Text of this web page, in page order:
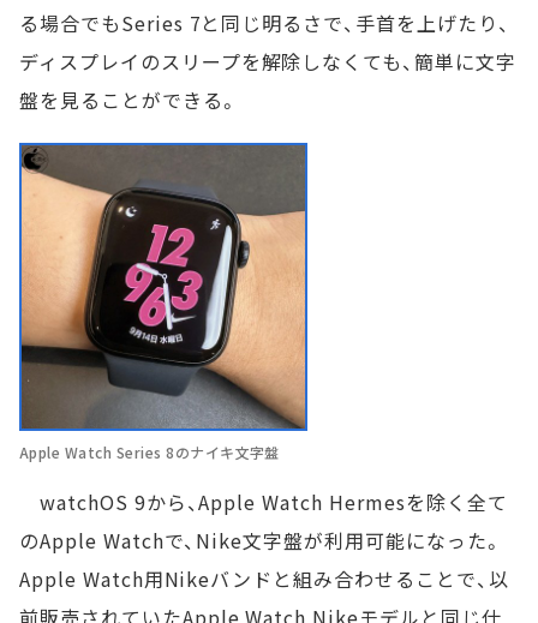
る場合でもSeries 7と同じ明るさで、手首を上げたり、
ディスプレイのスリープを解除しなくても、簡単に文字
盤を見ることができる。
Apple Watch Series 8のナイキ文字盤
watchOS 9から、Apple Watch Hermesを除く全て
のApple Watchで、Nike文字盤が利用可能になった。
Apple Watch用Nikeバンドと組み合わせることで、以
前販売されていたApple Watch Nikeモデルと同じ仕